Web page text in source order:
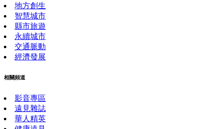
地方創生
智慧城市
縣市旅遊
永續城市
交通脈動
經濟發展
相關頻道
影音專區
遠見雜誌
華人精英